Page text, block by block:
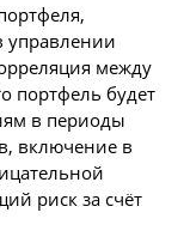
управлении
между
портфель будет
в периоды
включение в
риск за счёт